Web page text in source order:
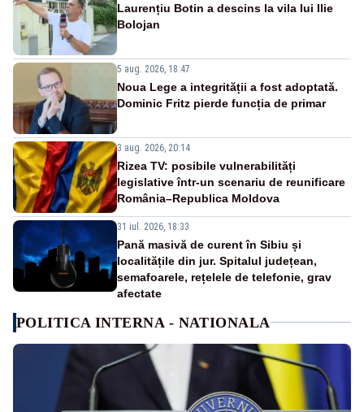
Laurențiu Botin a descins la vila lui Ilie
Bolojan
5 aug. 2026, 18:47
Noua Lege a integrității a fost adoptată.
Dominic Fritz pierde funcția de primar
3 aug. 2026, 20:14
Rizea TV: posibile vulnerabilități
legislative într-un scenariu de reunificare
România–Republica Moldova
31 iul. 2026, 18:33
Pană masivă de curent în Sibiu și
localitățile din jur. Spitalul județean,
semafoarele, rețelele de telefonie, grav
afectate
POLITICA INTERNA - NATIONALA